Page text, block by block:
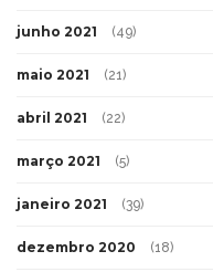
junho 2021 (49)
maio 2021 (21)
abril 2021 (22)
março 2021 (5)
janeiro 2021 (39)
dezembro 2020 (18)